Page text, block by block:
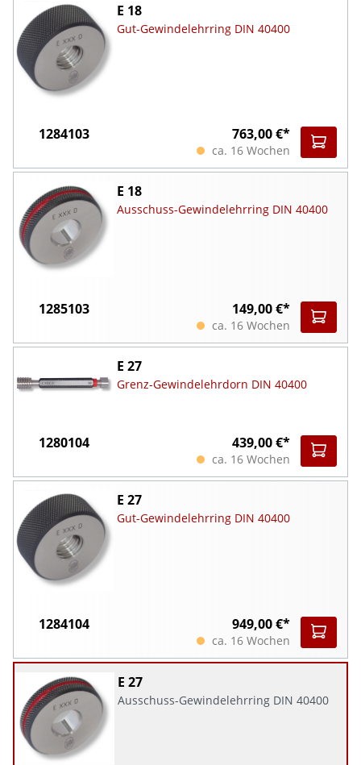
E 18
Gut-Gewindelehrring DIN 40400
1284103 763,00 €*
ca. 16 Wochen
E 18
Ausschuss-Gewindelehrring DIN 40400
1285103 149,00 €*
ca. 16 Wochen
E 27
Grenz-Gewindelehrdorn DIN 40400
1280104 439,00 €*
ca. 16 Wochen
E 27
Gut-Gewindelehrring DIN 40400
1284104 949,00 €*
ca. 16 Wochen
E 27
Ausschuss-Gewindelehrring DIN 40400